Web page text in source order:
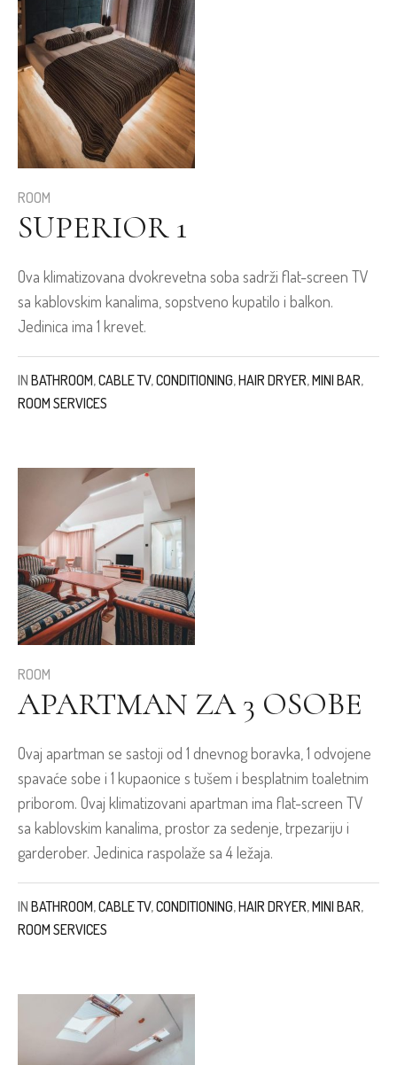
ROOM
SUPERIOR 1
Ova klimatizovana dvokrevetna soba sadrži flat-screen TV
sa kablovskim kanalima, sopstveno kupatilo i balkon.
Jedinica ima 1 krevet.
IN BATHROOM,CABLE TV,CONDITIONING,HAIR DRYER,MINI BAR,
ROOM SERVICES
ROOM
APARTMAN ZA 3 OSOBE
Ovaj apartman se sastoji od 1 dnevnog boravka, 1 odvojene
spavaće sobe i 1 kupaonice s tušem i besplatnim toaletnim
priborom. Ovaj klimatizovani apartman ima flat-screen TV
sa kablovskim kanalima, prostor za sedenje, trpezariju i
garderober. Jedinica raspolaže sa 4 ležaja.
IN BATHROOM,CABLE TV,CONDITIONING,HAIR DRYER,MINI BAR,
ROOM SERVICES